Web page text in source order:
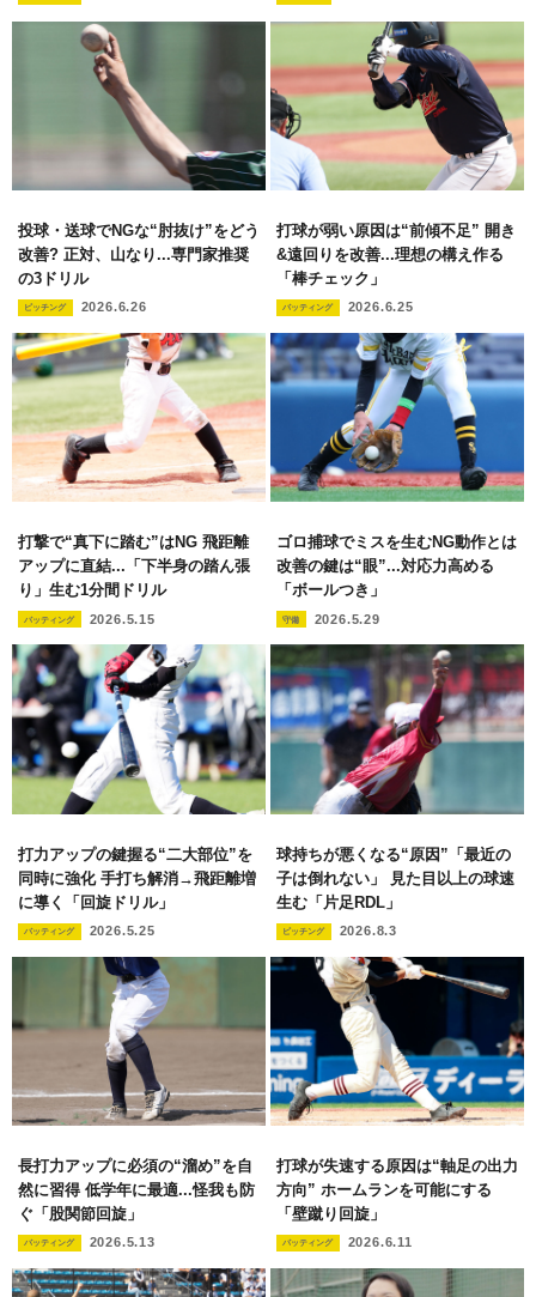
投球・送球でNGな“肘抜け”をどう
改善? 正対、山なり...専門家推奨
の3ドリル
ピッチング 2026.6.26
打球が弱い原因は“前傾不足” 開き
&遠回りを改善...理想の構え作る
「棒チェック」
バッティング 2026.6.25
打撃で“真下に踏む”はNG 飛距離
アップに直結...「下半身の踏ん張
り」生む1分間ドリル
バッティング 2026.5.15
ゴロ捕球でミスを生むNG動作とは
改善の鍵は“眼”...対応力高める
「ボールつき」
守備 2026.5.29
打力アップの鍵握る“二大部位”を
同時に強化 手打ち解消→飛距離増
に導く「回旋ドリル」
バッティング 2026.5.25
球持ちが悪くなる“原因”「最近の
子は倒れない」 見た目以上の球速
生む「片足RDL」
ピッチング 2026.8.3
長打力アップに必須の“溜め”を自
然に習得 低学年に最適...怪我も防
ぐ「股関節回旋」
バッティング 2026.5.13
打球が失速する原因は“軸足の出力
方向” ホームランを可能にする
「壁蹴り回旋」
バッティング 2026.6.11